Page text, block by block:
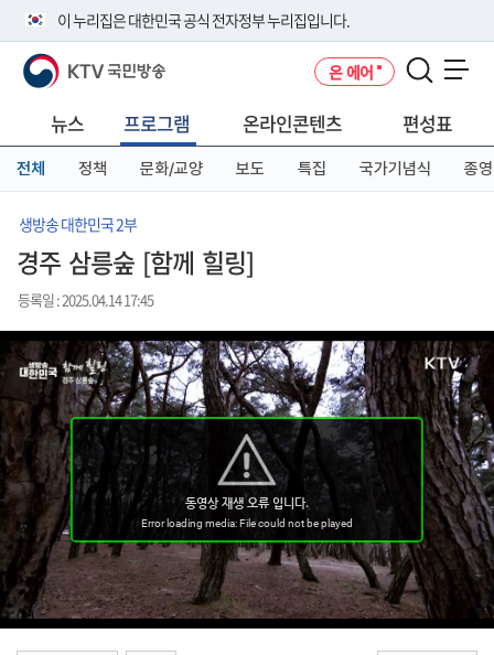
이 누리집은 대한민국 공식 전자정부 누리집입니다.
공식 누리집 주소 확인하기
니다.
이밖에 or.kr 또는 .kr등 다른 도메인 주소를 사용하고 있다면 아래 URL에
서 도메인 주소를 확인해 보세요
KTV 국민방송 온 에어
뉴스 프로그램 온라인콘텐츠 편성표
전체 정책 문화/교양 보도 특집 국가기념식 종영
생방송 대한민국 2부
경주 삼릉숲 [함께 힐링]
등록일 : 2025.04.14 17:45